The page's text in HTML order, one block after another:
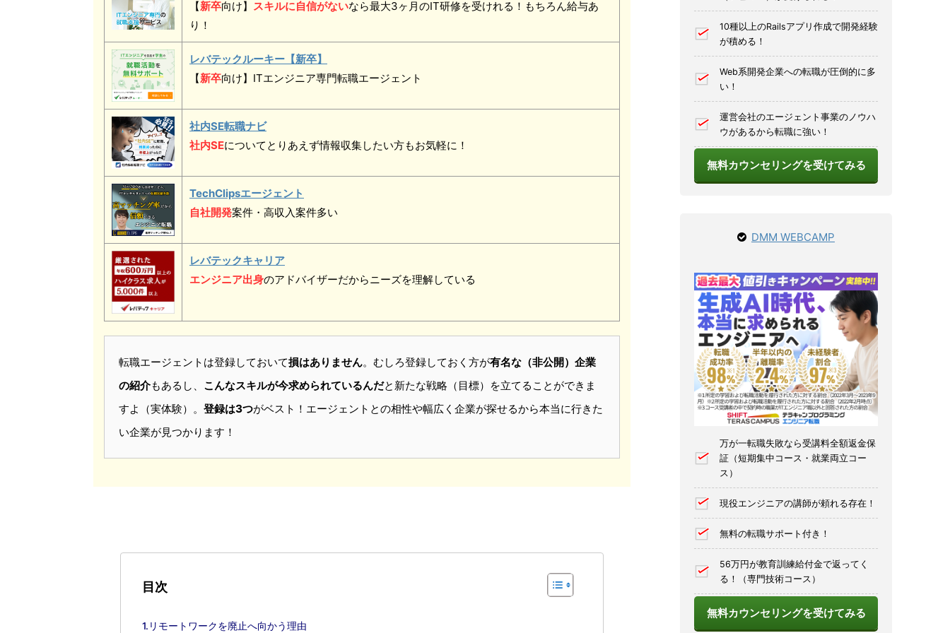
【新卒向け】 スキルに自信がないなら最大3ヶ月のIT研修を受けれる！もちろん給与あ
り！
レバテックルーキー【新卒】
【新卒向け】ITエンジニア専門転職エージェント
社内SE転職ナビ
社内SEについてとりあえず情報収集したい方もお気軽に！
TechClipsエージェント
自社開発案件・ 高収入案件多い
レバテックキャリア
エンジニア出身のアドバイザーだからニーズを理解している
転職エージェントは登録しておいて損はありません。むしろ登録しておく方が有名な（非公開）企業
の紹介もあるし、 こんなスキルが今求められているんだと新たな戦略（目標）を立てることができま
すよ（実体験）。 登録は3つがベスト！エージェントとの相性や幅広く企業が探せるから本当に行きた
い企業が見つかります！
目次
1.リモートワークを廃止へ向かう理由
10種以上のRailsアプリ作成で開発経験
が積める！
Web系開発企業への転職が圧倒的に多
い！
運営会社のエージェント事業のノウハ
ウがあるから転職に強い！
無料カウンセリングを受けてみる
DMM WEBCAMP
万が一転職失敗なら受講料全額返金保
証（短期集中コース・就業両立コー
ス）
現役エンジニアの講師が頼れる存在！
無料の転職サポート付き！
56万円が教育訓練給付金で返ってく
る！（専門技術コース）
無料カウンセリングを受けてみる